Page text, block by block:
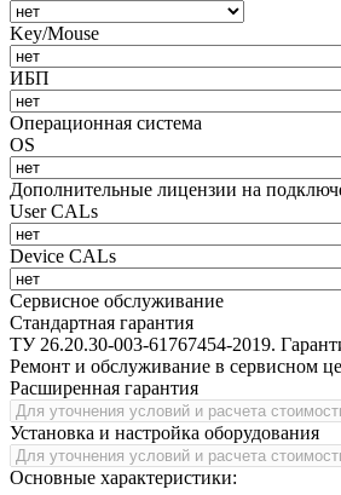
Key/Mouse
ИБП
Операционная система
OS
Дополнительные лицензии на
User CALs
Device CALs
Сервисное обслуживание
Стандартная гарантия
ТУ 26.20.30-003-61767454-2019.
Ремонт и обслуживание в сервисном
Расширенная гарантия
Установка и настройка оборудования
Основные характеристики: